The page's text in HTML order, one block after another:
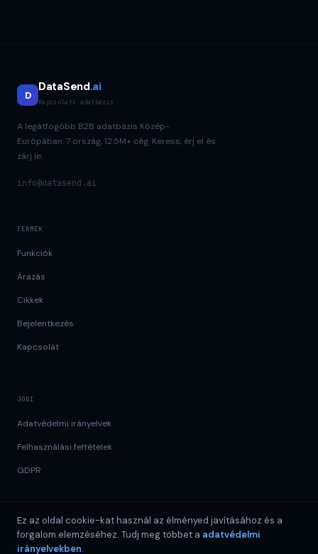
D
DataSend.ai
Kapcsolati adatbázis
A legátfogóbb B2B adatbázis Közép-
Európában. 7 ország, 12.5M+ cég. Keress, érj el és
zárj le.
info@datasend.ai
TERMÉK
Funkciók
Árazás
Cikkek
Bejelentkezés
Kapcsolat
JOGI
Adatvédelmi irányelvek
Felhasználási feltételek
GDPR
GDPR 99.9% uptime ©2026DataSend.ai
Ez az oldal cookie-kat használ az élményed javításához és a
forgalom elemzéséhez. Tudj meg többet a adatvédelmi
irányelvekben.